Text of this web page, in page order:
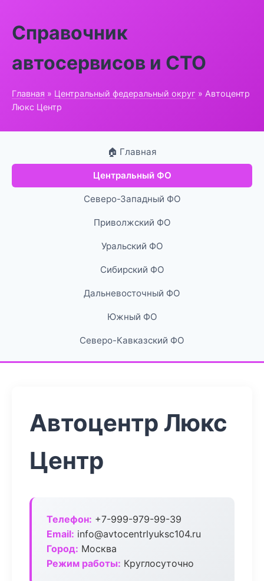
Справочник
автосервисов и СТО
Главная » Центральный федеральный округ » Автоцентр
Люкс Центр
🏠 Главная
Центральный ФО
Северо-Западный ФО
Приволжский ФО
Уральский ФО
Сибирский ФО
Дальневосточный ФО
Южный ФО
Северо-Кавказский ФО
Автоцентр Люкс
Центр
Телефон: +7-999-979-99-39
Email: info@avtocentrlyuksc104.ru
Город: Москва
Режим работы: Круглосуточно